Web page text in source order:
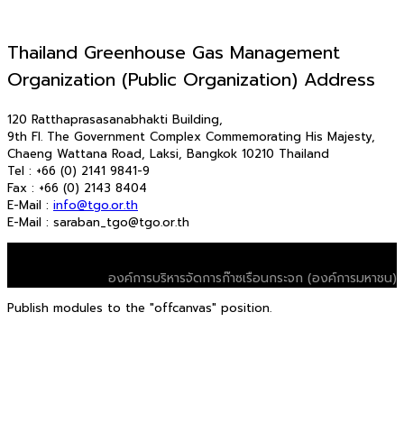
Thailand Greenhouse Gas Management
Organization (Public Organization) Address
120 Ratthaprasasanabhakti Building,
9th Fl. The Government Complex Commemorating His Majesty,
Chaeng Wattana Road, Laksi, Bangkok 10210 Thailand
Tel : +66 (0) 2141 9841-9
Fax : +66 (0) 2143 8404
E-Mail : info@tgo.or.th
E-Mail : saraban_tgo@tgo.or.th
องค์การบริหารจัดการก๊าซเรือนกระจก (องค์การมหาชน)
Publish modules to the "offcanvas" position.